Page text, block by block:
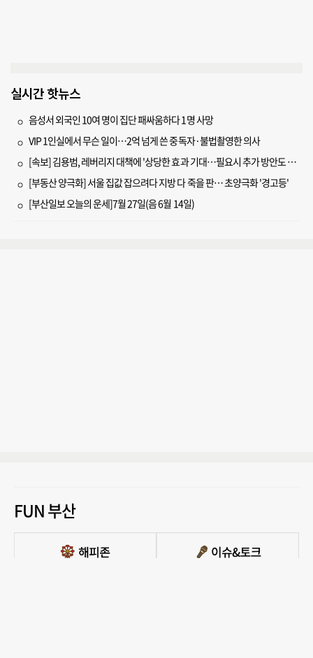
실시간 핫뉴스
음성서 외국인 10여 명이 집단 패싸움하다 1명 사망
VIP 1인실에서 무슨 일이…2억 넘게 쓴 중독자·불법촬영한 의사
[속보] 김용범, 레버리지 대책에 '상당한 효과 기대…필요시 추가 방안도 검토'
[부동산 양극화] 서울 집값 잡으려다 지방 다 죽을 판… 초양극화 '경고등'
[부산일보 오늘의 운세]7월 27일(음 6월 14일)
FUN 부산